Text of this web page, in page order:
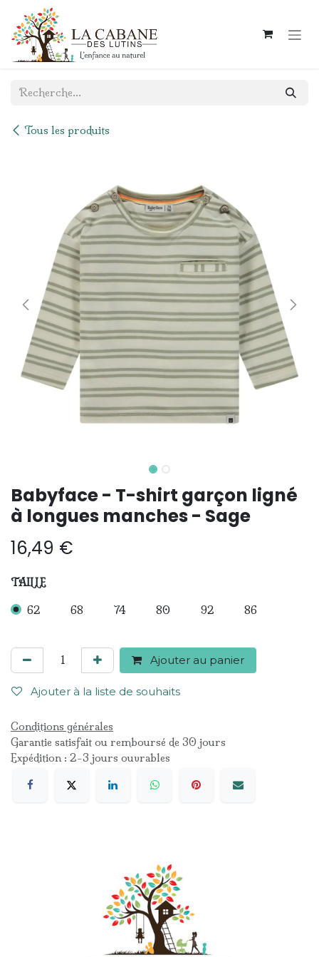
Se rendre au contenu
Tous les produits
Babyface - T-shirt garçon ligné
à longues manches - Sage
16,49 €
TAILLE
62 68 74 80 92 86
Ajouter au panier
Ajouter à la liste de souhaits
Conditions générales
Garantie satisfait ou remboursé de 30 jours
Expédition : 2-3 jours ouvrables